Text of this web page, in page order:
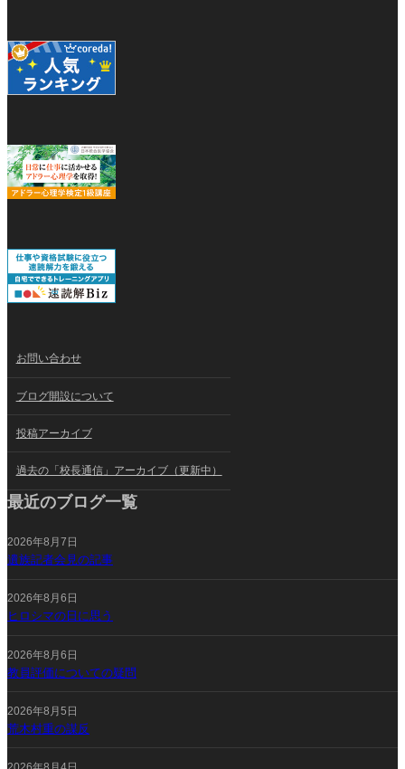
お問い合わせ
ブログ開設について
投稿アーカイブ
過去の「校長通信」アーカイブ（更新中）
最近のブログ一覧
2026年8月7日
遺族記者会見の記事
2026年8月6日
ヒロシマの日に思う
2026年8月6日
教員評価についての疑問
2026年8月5日
荒木村重の謀反